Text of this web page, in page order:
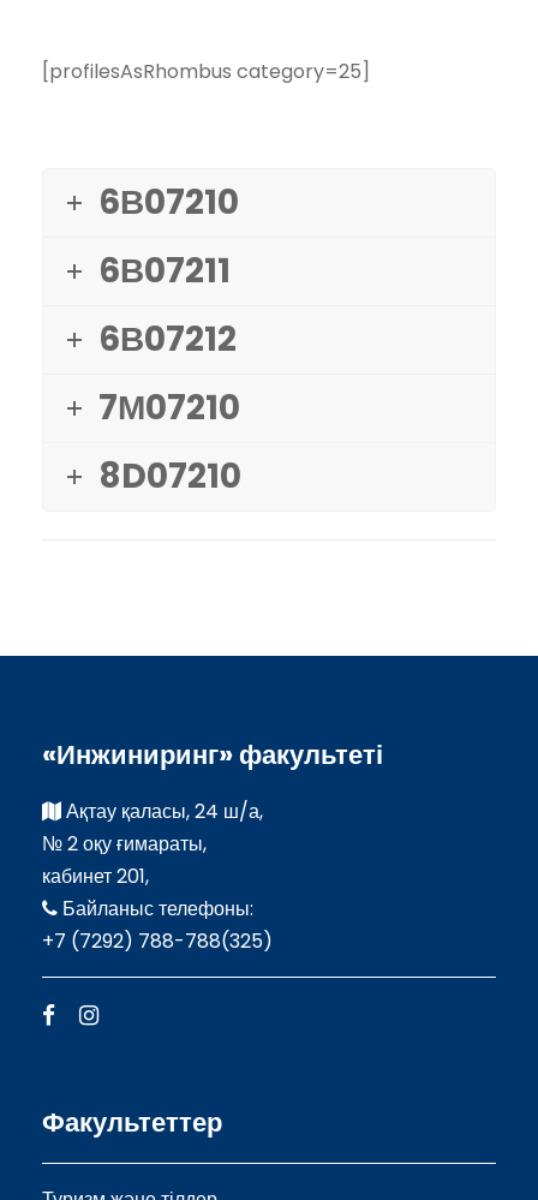
[profilesAsRhombus category=25]
6В07210
6В07211
6В07212
7М07210
8D07210
«Инжиниринг» факультеті
Ақтау қаласы, 24 ш/а,
№ 2 оқу ғимараты,
кабинет 201,
Байланыс телефоны:
+7 (7292) 788-788(325)
Факультеттер